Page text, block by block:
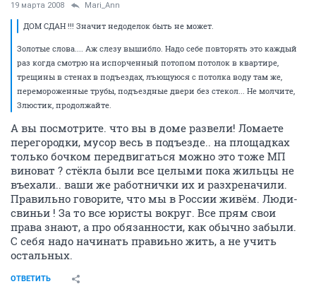
19 марта 2008 Mari_Ann
ДОМ СДАН !!! Значит недоделок быть не может.
Золотые слова.... Аж слезу вышибло. Надо себе повторять это каждый
раз когда смотрю на испорченный потопом потолок в квартире,
трещины в стенах в подъездах, лъющуюся с потолка воду там же,
перемороженные трубы, подъездные двери без стекол... Не молчите,
Злюстик, продолжайте.
А вы посмотрите. что вы в доме развели! Ломаете
перегородки, мусор весь в подъезде.. на площадках
только бочком передвигаться можно это тоже МП
виноват ? стёкла были все целыми пока жильцы не
въехали.. ваши же работнички их и разхреначили.
Правильно говорите, что мы в России живём. Люди-
свиньи ! За то все юристы вокруг. Все прям свои
права знают, а про обязанности, как обычно забыли.
С себя надо начинать правиьно жить, а не учить
остальных.
ОТВЕТИТЬ